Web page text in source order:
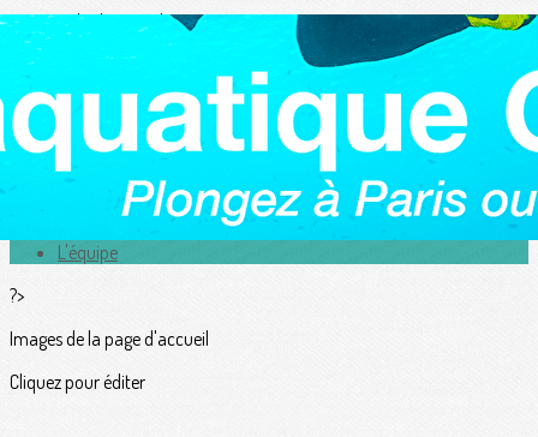
Exporter les lignes sélectionnées
Exporter toutes les colonnes
Exporter uniquement les colonnes affichées
Menu
L'équipe
?>
Images de la page d'accueil
Cliquez pour éditer